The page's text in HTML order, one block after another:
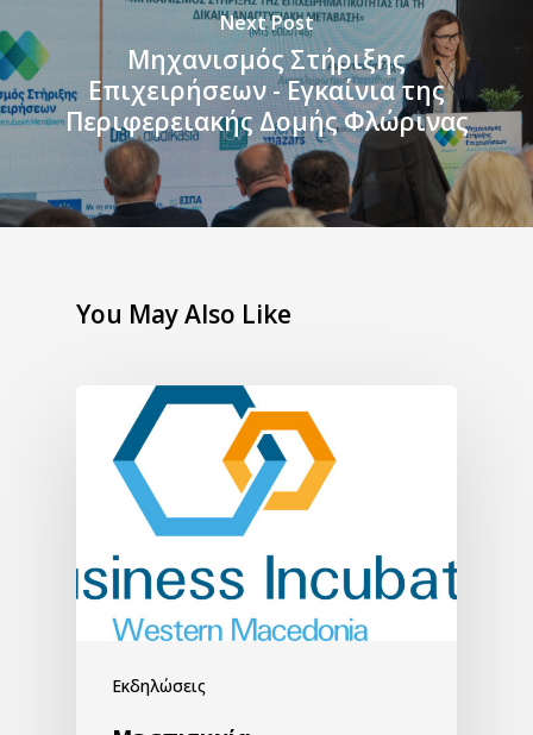
Next Post
Μηχανισμός Στήριξης
Επιχειρήσεων - Εγκαίνια της
Περιφερειακής Δομής Φλώρινας
You May Also Like
Εκδηλώσεις